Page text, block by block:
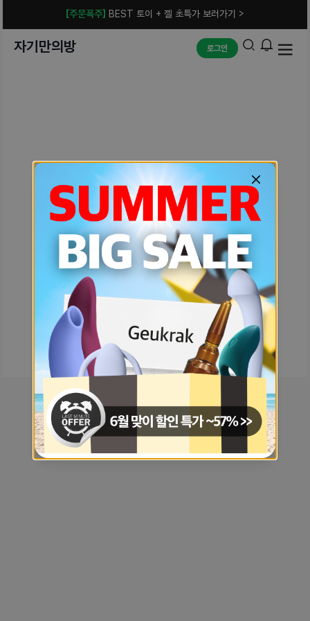
[주문폭주] BEST 토이 + 젤 초특가 보러가기 >
자기만의방 로그인
예상치 못한 에러입니다.